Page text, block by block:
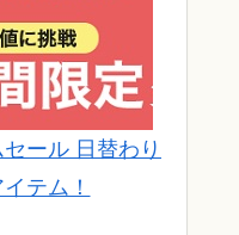
ール 日替わり
テム！